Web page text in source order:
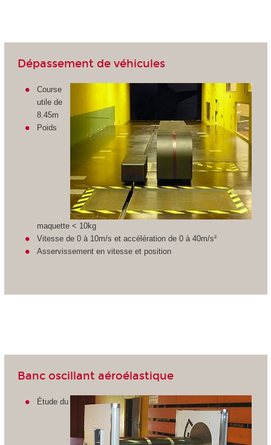
Dépassement de véhicules
Course
utile de
8.45m
Poids
maquette < 10kg
Vitesse de 0 à 10m/s et accélération de 0 à 40m/s²
Asservissement en vitesse et position
Banc oscillant aéroélastique
Étude du